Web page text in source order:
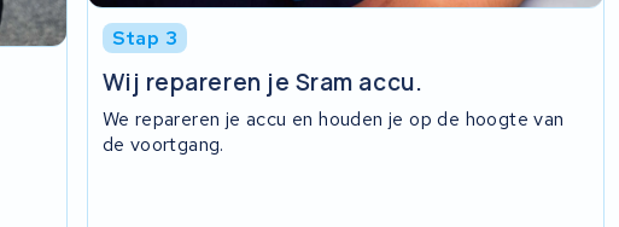
Stap 3
Wij repareren je Sram accu.
We repareren je accu en houden je op de hoogte van
de voortgang.